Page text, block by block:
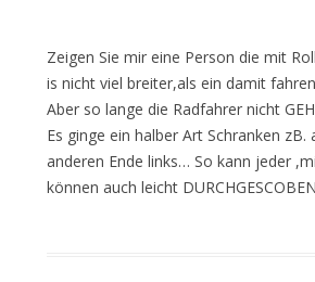
Zeigen Sie mir eine Person die mit
is nicht viel breiter,als ein damit
Aber so lange die Radfahrer nicht
Es ginge ein halber Art Schranken
anderen Ende links… So kann jeder
können auch leicht